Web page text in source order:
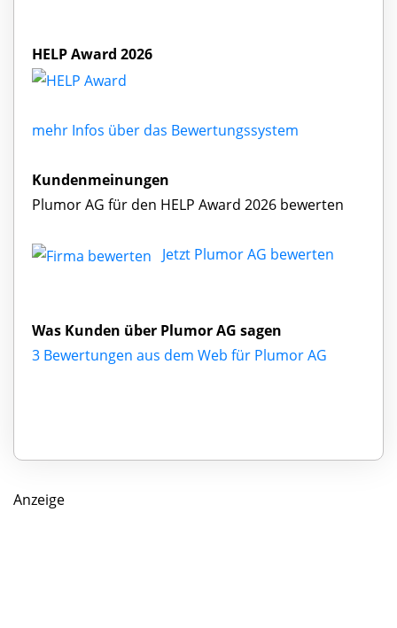
HELP Award 2026
mehr Infos über das Bewertungssystem
Kundenmeinungen
Plumor AG für den HELP Award 2026 bewerten
Jetzt Plumor AG bewerten
Was Kunden über Plumor AG sagen
3 Bewertungen aus dem Web für Plumor AG
Anzeige